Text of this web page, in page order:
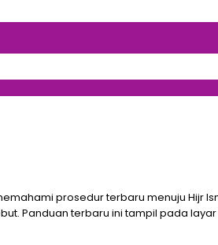
prosedur terbaru menuju Hijr
Panduan terbaru ini tampil pada layar